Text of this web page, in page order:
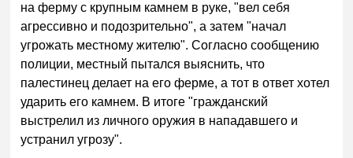
на ферму с крупным камнем в руке, "вел себя
агрессивно и подозрительно", а затем "начал
угрожать местному жителю". Согласно сообщению
полиции, местный пытался выяснить, что
палестинец делает на его ферме, а тот в ответ хотел
ударить его камнем. В итоге "гражданский
выстрелил из личного оружия в нападавшего и
устранил угрозу".